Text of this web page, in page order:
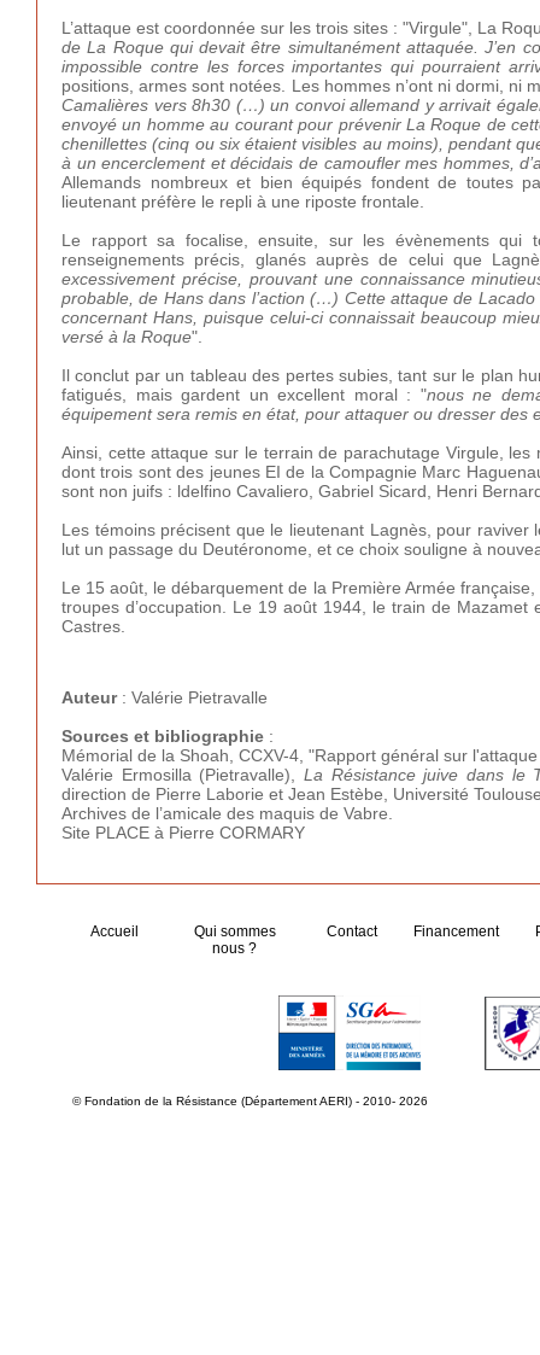
L’attaque est coordonnée sur les trois sites : "Virgule", La
de La Roque qui devait être simultanément attaquée. J’en
impossible contre les forces importantes qui pourraient
positions, armes sont notées. Les hommes n’ont ni dormi, ni
Camalières vers 8h30 (…) un convoi allemand y arrivait
envoyé un homme au courant pour prévenir La Roque de
chenillettes (cinq ou six étaient visibles au moins), pendant
à un encerclement et décidais de camoufler mes hommes,
Allemands nombreux et bien équipés fondent de toutes
lieutenant préfère le repli à une riposte frontale.
Le rapport sa focalise, ensuite, sur les évènements qui
renseignements précis, glanés auprès de celui que
excessivement précise, prouvant une connaissance
probable, de Hans dans l’action (…) Cette attaque de
concernant Hans, puisque celui-ci connaissait beaucoup
versé à la Roque".
Il conclut par un tableau des pertes subies, tant sur le plan
fatigués, mais gardent un excellent moral : "nous ne
équipement sera remis en état, pour attaquer ou dresser des
Ainsi, cette attaque sur le terrain de parachutage Virgule,
dont trois sont des jeunes EI de la Compagnie Marc
sont non juifs : ldelfino Cavaliero, Gabriel Sicard, Henri
Les témoins précisent que le lieutenant Lagnès, pour
lut un passage du Deutéronome, et ce choix souligne à
Le 15 août, le débarquement de la Première Armée
troupes d’occupation. Le 19 août 1944, le train de
Castres.
Auteur: Valérie Pietravalle
Sources et bibliographie :
Mémorial de la Shoah, CCXV-4, "Rapport général sur
Valérie Ermosilla (Pietravalle), La Résistance juive dans le
direction de Pierre Laborie et Jean Estèbe, Université
Archives de l’amicale des maquis de Vabre.
Site PLACE à Pierre CORMARY
Accueil
Qui sommes
nous ?
Contact Financement
© Fondation de la Résistance (Département AERI) - 2010- 2026